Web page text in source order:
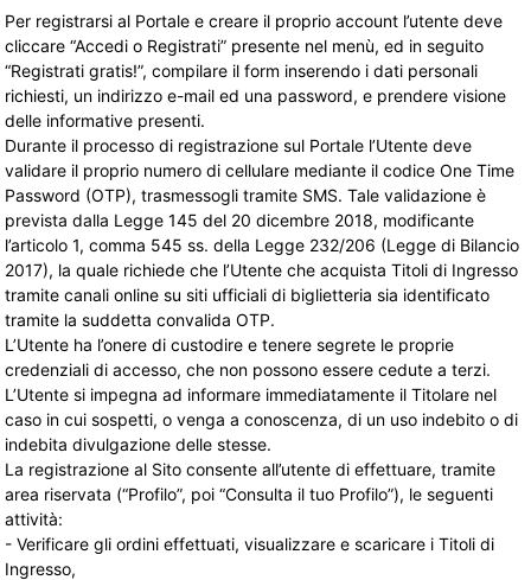
Per registrarsi al Portale e creare il proprio account l’utente deve
cliccare “Accedi o Registrati” presente nel menù, ed in seguito
“Registrati gratis!”, compilare il form inserendo i dati personali
richiesti, un indirizzo e-mail ed una password, e prendere visione
delle informative presenti.
Durante il processo di registrazione sul Portale l’Utente deve
validare il proprio numero di cellulare mediante il codice One Time
Password (OTP), trasmessogli tramite SMS. Tale validazione è
prevista dalla Legge 145 del 20 dicembre 2018, modificante
l’articolo 1, comma 545 ss. della Legge 232/206 (Legge di Bilancio
2017), la quale richiede che l’Utente che acquista Titoli di Ingresso
tramite canali online su siti ufficiali di biglietteria sia identificato
tramite la suddetta convalida OTP.
L’Utente ha l’onere di custodire e tenere segrete le proprie
credenziali di accesso, che non possono essere cedute a terzi.
L’Utente si impegna ad informare immediatamente il Titolare nel
caso in cui sospetti, o venga a conoscenza, di un uso indebito o di
indebita divulgazione delle stesse.
La registrazione al Sito consente all’utente di effettuare, tramite
area riservata (“Profilo”, poi “Consulta il tuo Profilo”), le seguenti
attività:
- Verificare gli ordini effettuati, visualizzare e scaricare i Titoli di
Ingresso,